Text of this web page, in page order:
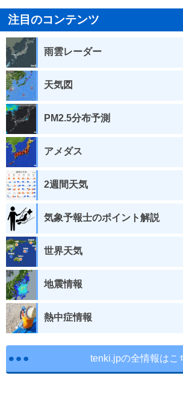
注目のコンテンツ
雨雲レーダー
天気図
PM2.5分布予測
アメダス
2週間天気
気象予報士のポイント解説
世界天気
地震情報
熱中症情報
tenki.jpの全情報はこ